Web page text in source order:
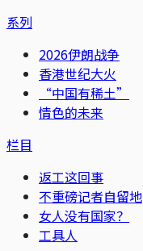
系列
2026伊朗战争
香港世纪大火
“中国有稀土”
情色的未来
栏目
返工这回事
不重磅记者自留地
女人没有国家？
工具人